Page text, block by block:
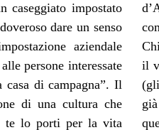
caseggiato impostato
dare un senso
aziendale
persone interessate
di campagna”. Il
di una cultura che
te lo porti per la vita
ricettiva anche
enoica.
di quella che vuole
di scienza a parlare
aromatizzati, e lui sta
dei vini senza alcol,
nutrizionale. Io più